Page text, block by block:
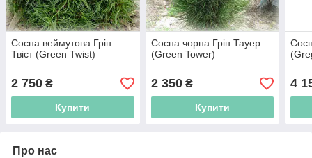
Сосна веймутова Грін
Твіст (Green Twist)
2 750 ₴
Купити
Сосна чорна Грін Тауер
(Green Tower)
2 350₴
Купити
4
Про нас